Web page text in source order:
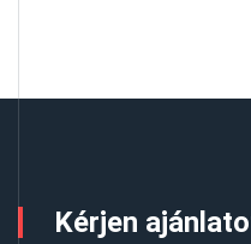
Kérjen